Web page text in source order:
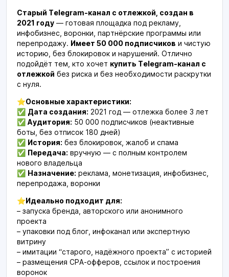
Старый Telegram-канал с отлежкой, создан в
2021 году — готовая площадка под рекламу,
инфобизнес, воронки, партнёрские программы или
перепродажу. Имеет 50 000 подписчиков и чистую
историю, без блокировок и нарушений. Отлично
подойдёт тем, кто хочет купить Telegram-канал с
отлежкой без риска и без необходимости раскрутки
с нуля.
⭐️Основные характеристики:
✅ Дата создания: 2021 год — отлежка более 3 лет
✅ Аудитория: 50 000 подписчиков (неактивные
боты, без отписок 180 дней)
✅ История: без блокировок, жалоб и спама
✅ Передача: вручную — с полным контролем
нового владельца
✅ Назначение: реклама, монетизация, инфобизнес,
перепродажа, воронки
⭐️Идеально подходит для:
– запуска бренда, авторского или анонимного
проекта
– упаковки под блог, инфоканал или экспертную
витрину
– имитации “старого, надёжного проекта” с историей
– размещения CPA-офферов, ссылок и построения
воронок